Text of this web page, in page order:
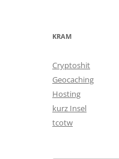
KRAM
Cryptoshit
Geocaching
Hosting
kurz Insel
tcotw